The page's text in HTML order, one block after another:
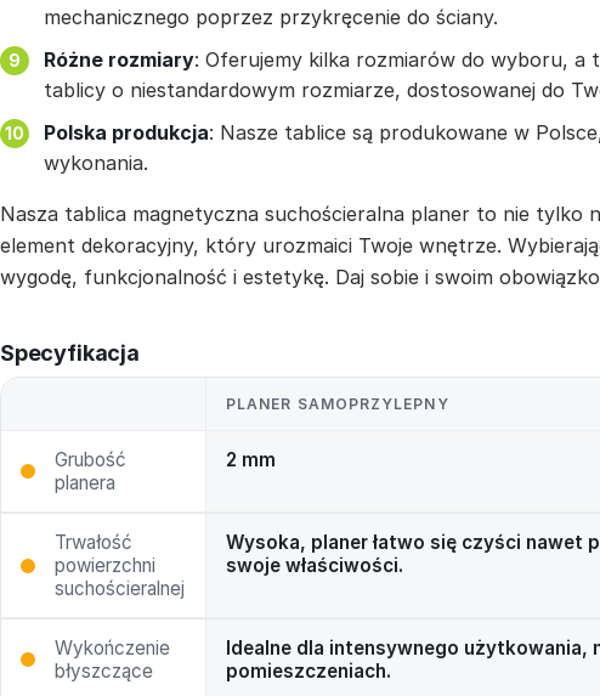
mechanicznego poprzez przykręcenie do ściany.
Różne rozmiary: Oferujemy kilka rozmiarów do wyboru, a
tablicy o niestandardowym rozmiarze, dostosowanej do
Polska produkcja: Nasze tablice są produkowane w
wykonania.
Nasza tablica magnetyczna suchościeralna planer to nie tylko
element dekoracyjny, który urozmaici Twoje wnętrze.
wygodę, funkcjonalność i estetykę. Daj sobie i swoim
Specyfikacja
PLANER SAMOPRZYLEPNY
Grubość
planera
2 mm
Trwałość
powierzchni
suchościeralnej
Wysoka, planer łatwo się czyści nawet
swoje właściwości.
Wykończenie
błyszczące
Idealne dla intensywnego użytkowania,
pomieszczeniach.